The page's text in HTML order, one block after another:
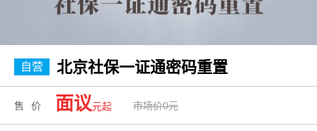
自营 北京社保一证通密码重置
售价 面议元起 市场价0元